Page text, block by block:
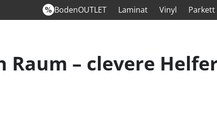
BodenOUTLET Laminat Vinyl Parkett
Raum – clevere